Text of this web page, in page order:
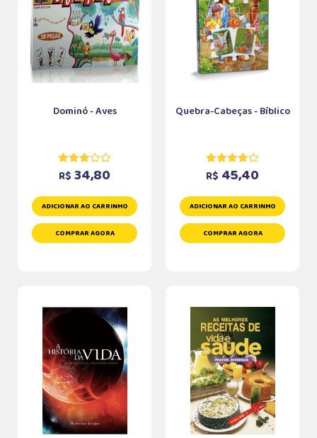
Dominó - Aves
R$ 34,80
ADICIONAR AO CARRINHO
COMPRAR AGORA
Quebra-Cabeças - Bíblico
R$ 45,40
ADICIONAR AO CARRINHO
COMPRAR AGORA